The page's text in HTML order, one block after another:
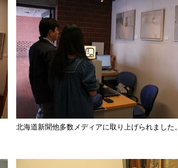
北海道新聞他多数メディアに取り上げられました。